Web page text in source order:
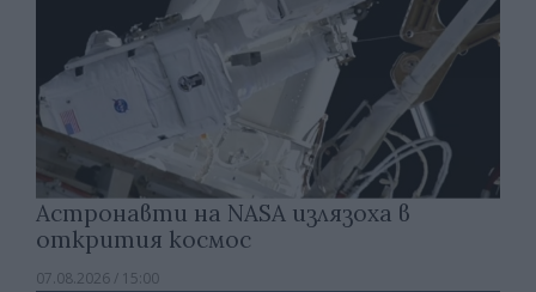
Астронавти на NASA излязоха в
открития космос
07.08.2026 / 15:00